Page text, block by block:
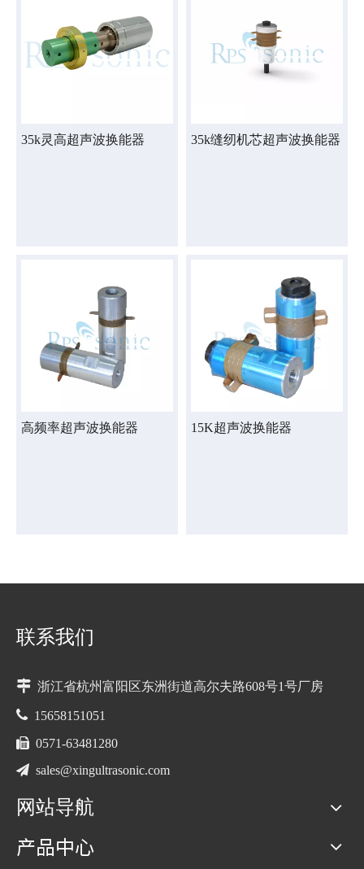
35k灵高超声波换能器 35k缝纫机芯超声波换能器
高频率超声波换能器 15K超声波换能器
联系我们
 浙江省杭州富阳区东洲街道高尔夫路608号1号厂房
 15658151051
 0571-63481280
 sales@xingultrasonic.com
网站导航
产品中心